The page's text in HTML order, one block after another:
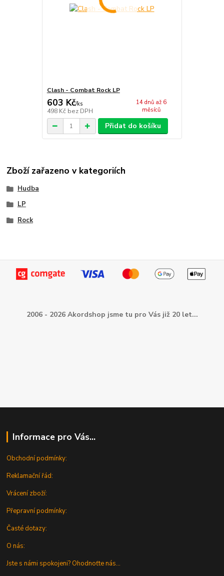
Clash - Combat Rock LP
603 Kč/ks
498 Kč bez DPH
14 dnů až 6
měsíců
Přidat do košíku
Zboží zařazeno v kategoriích
Hudba
LP
Rock
2006 - 2026 Akordshop jsme tu pro Vás již 20 let...
Informace pro Vás...
Obchodní podmínky:
Reklamační řád:
Vrácení zboží:
Přepravní podmínky:
Časté dotazy:
O nás:
Jste s námi spokojeni? Ohodnoťte nás...